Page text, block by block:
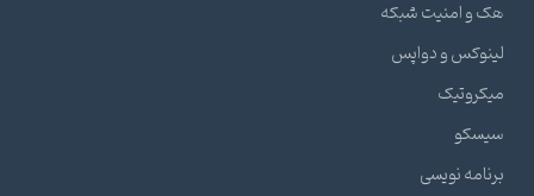
هک و امنیت شبکه
لینوکس و دواپس
میکروتیک
سیسکو
برنامه نویسی